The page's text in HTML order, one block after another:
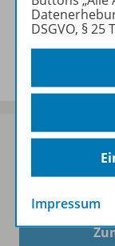
Sofort
DSGVO, § 25
Impressum